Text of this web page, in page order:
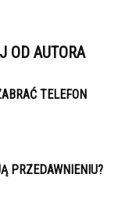
OD AUTORA
TELEFON
PRZEDAWNIENIU?